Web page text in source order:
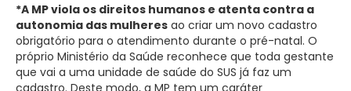
*A MP viola os direitos humanos e atenta contra a
autonomia das mulheres ao criar um novo cadastro
obrigatório para o atendimento durante o pré-natal. O
próprio Ministério da Saúde reconhece que toda gestante
que vai a uma unidade de saúde do SUS já faz um
cadastro. Deste modo, a MP tem um caráter